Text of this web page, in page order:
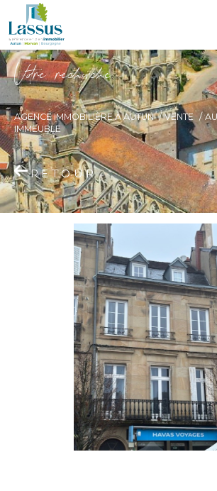
Vore recece
AGENCE IMMOBILIÈRE À AUTUN VENTE
IMMEUBLE
RETOUR